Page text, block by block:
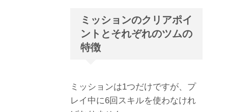
ミッションのクリアポイ
ントとそれぞれのツムの
特徴
ミッションは1つだけですが、プ
レイ中に6回スキルを使わなけれ